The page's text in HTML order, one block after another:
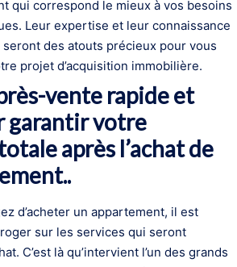
qui correspond le mieux à vos besoins
Leur expertise et leur connaissance
des atouts précieux pour vous
projet d’acquisition immobilière.
vente rapide et
garantir votre
après l’achat de
d’acheter un appartement, il est
sur les services qui seront
C’est là qu’intervient l’un des grands